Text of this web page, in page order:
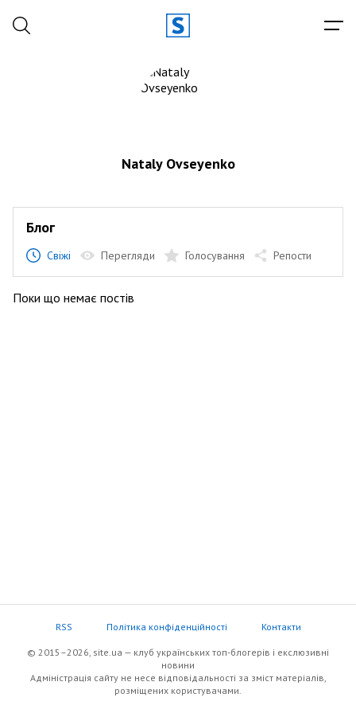
Nataly Ovseyenko
Блог
Свіжі Перегляди Голосування Репости
Поки що немає постів
RSS Політика конфіденційності Контакти
© 2015–2026, site.ua — клуб українських топ-блогерів i екслюзивнi
новини
Адміністрація сайту не несе відповідальності за зміст матеріалів,
розміщених користувачами.